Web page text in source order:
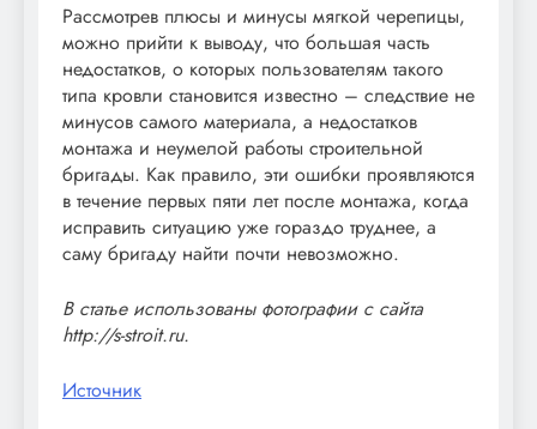
Рассмотрев плюсы и минусы мягкой черепицы,
можно прийти к выводу, что большая часть
недостатков, о которых пользователям такого
типа кровли становится известно – следствие не
минусов самого материала, а недостатков
монтажа и неумелой работы строительной
бригады. Как правило, эти ошибки проявляются
в течение первых пяти лет после монтажа, когда
исправить ситуацию уже гораздо труднее, а
саму бригаду найти почти невозможно.
В статье использованы фотографии с сайта
http://s-stroit.ru.
Источник